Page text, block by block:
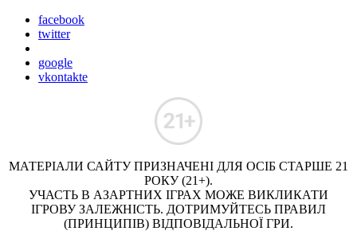
facebook
twitter
google
vkontakte
МАТЕРІАЛИ САЙТУ ПРИЗНАЧЕНІ ДЛЯ ОСІБ СТАРШЕ 21
РОКУ (21+).
УЧАСТЬ В АЗАРТНИХ ІГРАХ МОЖЕ ВИКЛИКАТИ
ІГРОВУ ЗАЛЕЖНІСТЬ. ДОТРИМУЙТЕСЬ ПРАВИЛ
(ПРИНЦИПІВ) ВІДПОВІДАЛЬНОЇ ГРИ.